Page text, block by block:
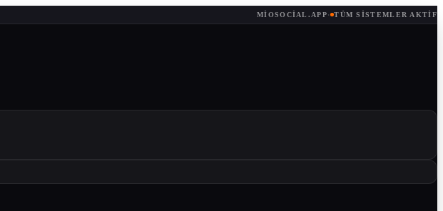
MIOSOCIAL.APP· TÜM SISTEMLER AKTIF